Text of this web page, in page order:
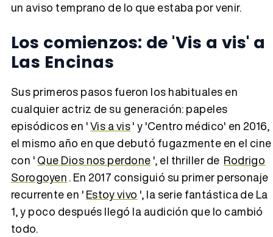
un aviso temprano de lo que estaba por venir.
Los comienzos: de 'Vis a vis' a
Las Encinas
Sus primeros pasos fueron los habituales en
cualquier actriz de su generación: papeles
episódicos en 'Vis a vis' y 'Centro médico' en 2016,
el mismo año en que debutó fugazmente en el cine
con 'Que Dios nos perdone', el thriller de Rodrigo
Sorogoyen. En 2017 consiguió su primer personaje
recurrente en 'Estoy vivo ', la serie fantástica de La
1, y poco después llegó la audición que lo cambió
todo.